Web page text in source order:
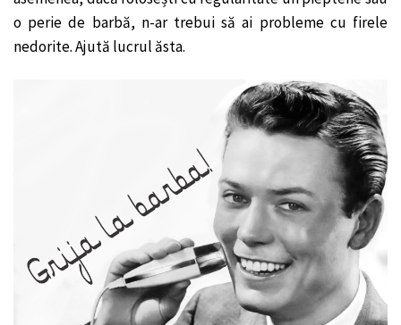
o perie de barbă, n-ar trebui să ai probleme cu firele
nedorite. Ajută lucrul ăsta.